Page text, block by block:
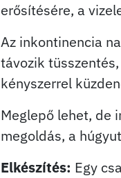
erősítésére, a
Az inkontinencia
távozik
kényszerrel
Meglepő lehet, de
megoldás, a
Elkészítés: Egy